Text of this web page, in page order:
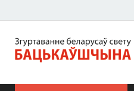
ЗБС "Бацькаўшчына"